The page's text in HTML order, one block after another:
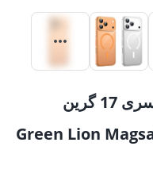
قاب مگ سیف دلگادو آیفون سری 17 گرین
Green Lion